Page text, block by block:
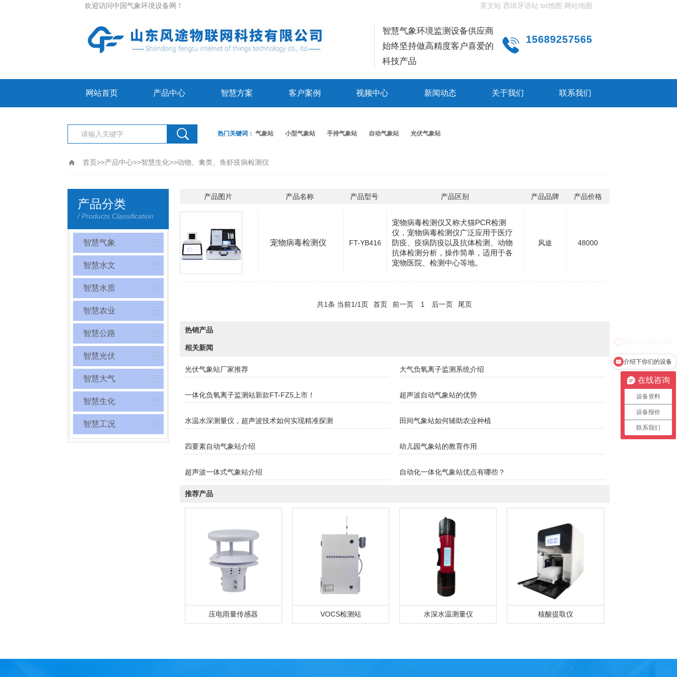
欢迎访问中国气象环境设备网！ 英文站 西班牙语站 txt地图 网站地图
智慧气象环境监测设备供应商
始终坚持做高精度客户喜爱的
科技产品
15689257565
网站首页 产品中心 智慧方案 客户案例 视频中心 新闻动态 关于我们 联系我们
热门关键词：气象站 小型气象站 手持气象站 自动气象站 光伏气象站
首页>>产品中心>>智慧生化>>动物、禽类、鱼虾疫病检测仪
产品分类
/ Products Classification
智慧气象
智慧水文
智慧水质
智慧农业
智慧公路
智慧光伏
智慧大气
智慧生化
智慧工况
产品图片 产品名称 产品型号 产品区别 产品品牌 产品价格
宠物病毒检测仪 FT-YB416
宠物病毒检测仪又称犬猫PCR检测
仪，宠物病毒检测仪广泛应用于医疗
防疫、疫病防疫以及抗体检测、动物
抗体检测分析，操作简单，适用于各
宠物医院、检测中心等地。
风途 48000
共1条 当前1/1页 首页 前一页 1 后一页 尾页
热销产品
相关新闻
光伏气象站厂家推荐 大气负氧离子监测系统介绍
一体化负氧离子监测站新款FT-FZ5上市！ 超声波自动气象站的优势
水温水深测量仪，超声波技术如何实现精准探测 田间气象站如何辅助农业种植
四要素自动气象站介绍 幼儿园气象站的教育作用
超声波一体式气象站介绍 自动化一体化气象站优点有哪些？
推荐产品
压电雨量传感器 VOCS检测站 水深水温测量仪 核酸提取仪
在线咨询
设备资料
设备报价
联系我们
介绍下你们的设备